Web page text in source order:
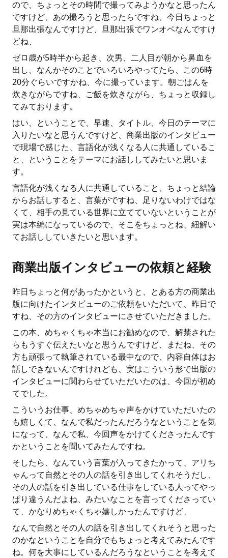
ので、ちょっとその時間で撮ってみようかなと思ったん
ですけど、あの撮ろうと思ったらですね、今日ちょっと
旦那出張なんですけど、旦那出張でワンオペなんですけ
どね、
ゼロ歳が5時半から起き、次男、二人目が朝から鼻血を
出し、なんかそのことでいろいろやってたら、この6時
20分ぐらいですかね、今に撮っています。朝ごはんを
炊きながらですね、ご飯を炊きながら、ちょっと収録し
てみております。
はい、ということで、早速、タイトル、今日のテーマに
入りたいなと思うんですけど、商業出版のインタビュー
で現場で感じた、言語化が浅くなる人に共通しているこ
と、ということをテーマにお話ししてみたいと思いま
す。
言語化が浅くなる人に共通していること、ちょっと結論
からお話しすると、言葉がですね、足りないわけではな
くて、相手の見ている世界に立てていないということが
実は本編になっているので、そこをちょっとね、紐解い
てお話ししていきたいと思います。
商業出版インタビューの依頼と経験
昨日ちょっと何があったかというと、とある方の商業出
版に向けたインタビューのご依頼をいただいて、昨日で
すね、その方のインタビューにさせていただきました。
この本、めちゃくちゃ本当にお勧めなので、解禁された
らもうすぐ伝えたいなと思うんですけど、まだね、その
方も頑張って執筆されている最中なので、内容自体はお
話しできないんですけれども、実はこういう形で出版の
インタビューに関わらせていただいたのは、今回が初め
てでした。
こういうお仕事、めちゃめちゃ声をかけていただいたの
も嬉しくて、なんで私だったんだろうなということを気
になって、なんで私、今回声をかけてくださったんです
かということを聞いてみたんですね。
そしたら、なんていう言葉が入ってきたかって、アリち
ゃんって自然とその人の話を引き出してくれそうだし、
その人の話を引き出している仕事をしている人ってやっ
ぱり違うんだよね、みたいなことを言ってくださってい
て、かなりめちゃくちゃ嬉しかったんですけど、
なんで自然とその人の話を引き出してくれそうと思った
のかなということを自分でもちょっと考えてみたんです
ね。何を大事にしているんだろうなということを考えて